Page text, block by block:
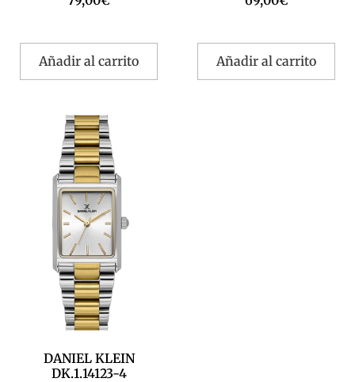
Añadir al carrito Añadir al carrito
DANIEL KLEIN
DK.1.14123-4